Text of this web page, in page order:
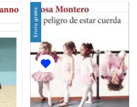
Envío gratis